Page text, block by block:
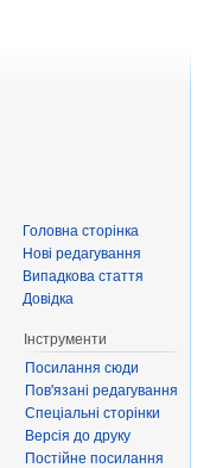
Головна сторінка
Нові редагування
Випадкова стаття
Довідка
Інструменти
Посилання сюди
Пов'язані редагування
Спеціальні сторінки
Версія до друку
Постійне посилання